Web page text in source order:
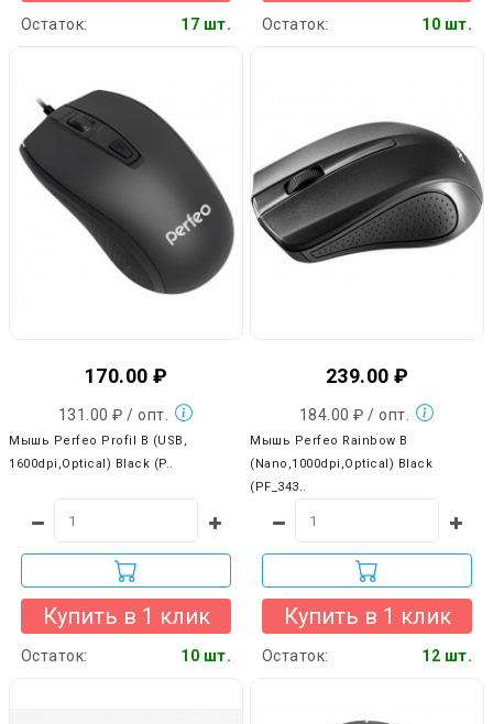
Остаток: 17 шт. Остаток: 10 шт.
170.00 ₽
131.00 ₽ / опт.
Мышь Perfeo Profil B (USB,
1600dpi,Optical) Black (P..
Купить в 1 клик
Остаток: 10 шт.
239.00 ₽
184.00 ₽ / опт.
Мышь Perfeo Rainbow B
(Nano,1000dpi,Optical) Black
(PF_343..
Купить в 1 клик
Остаток: 12 шт.